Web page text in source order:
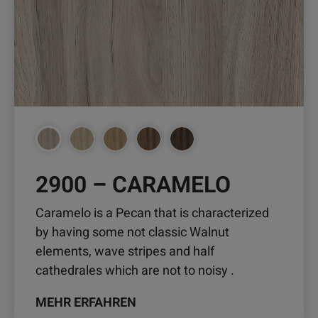
2900 – CARAMELO
Caramelo is a Pecan that is characterized
by having some not classic Walnut
elements, wave stripes and half
cathedrales which are not to noisy .
MEHR ERFAHREN
Optionen
können
auf
der
Produktseite
gewählt
werden